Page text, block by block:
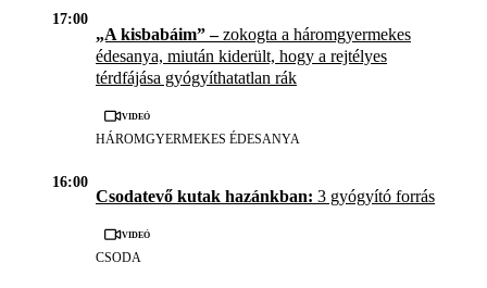
17:00
„A kisbabáim” –zokogta a háromgyermekes
édesanya, miután kiderült, hogy a rejtélyes
térdfájása gyógyíthatatlan rák
Videó
HÁROMGYERMEKES ÉDESANYA
16:00
Csodatevő kutak hazánkban: 3 gyógyító forrás
Videó
CSODA